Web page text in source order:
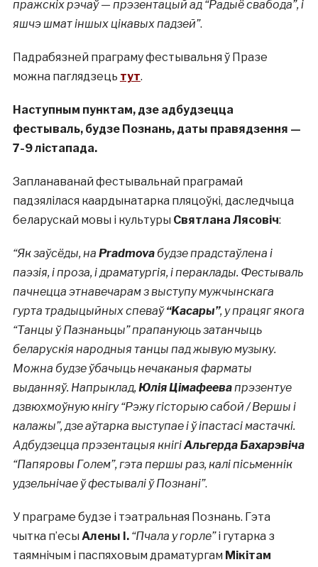
пражскіх рэчаў — прэзентацый ад “Радыё свабода”, і
яшчэ шмат іншых цікавых падзей”.
Падрабязней праграму фестывальня ў Празе
можна паглядзець тут.
Наступным пунктам, дзе адбудзецца
фестываль, будзе Познань, даты правядзення —
7-9 лістапада.
Запланаванай фестывальнай праграмай
падзялілася каардынатарка пляцоўкі, даследчыца
беларускай мовы і культуры Святлана Лясовіч:
“Як заўсёды, на Pradmovaбудзе прадстаўлена і
паэзія, і проза, і драматургія, і пераклады. Фестываль
пачнецца этнавечарам з выступу мужчынскага
гурта традыцыйных спеваў“Kaсары”, у працяг якога
“Танцы ў Пазнаньцы” прапануюць затанчыць
беларускія народныя танцы пад жывую музыку.
Можна будзе ўбачыць нечаканыя фарматы
выданняў. Напрыклад,Юлія Цімафеевапрэзентуе
дзвюхмоўную кнігу “Рэжу гісторыю сабой / Вершы і
калажы”, дзе аўтарка выступае і ў іпастасі мастачкі.
Адбудзецца прэзентацыя кнігіАльгерда Бахарэвіча
“Папяровы Голем”, гэта першы раз, калі пісьменнік
удзельнічае ў фестывалі ў Познані”.
У праграме будзе і тэатральная Познань. Гэта
чытка п’есы Алены І. “Пчала у горле”і гутарка з
таямнічым і паспяховым драматургам Мікітам